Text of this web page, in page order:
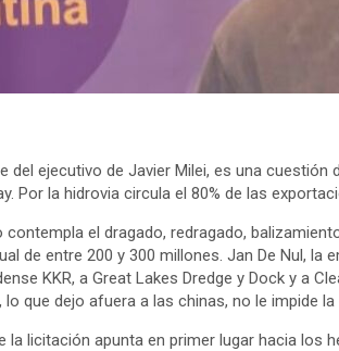
del ejecutivo de Javier Milei, es una
Por la hidrovia circula el 80% de las
el dragado, redragado,
de entre 200 y 300 millones. Jan De Nul,
KKR, a Great Lakes Dredge y Dock y a
que dejo afuera a las chinas, no le impide
la licitación apunta en primer lugar hacia los